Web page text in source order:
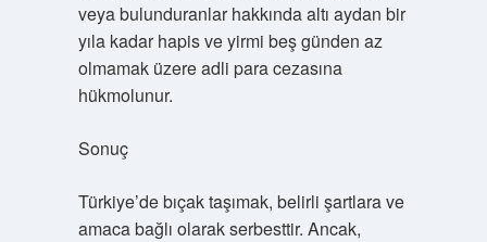
veya bulunduranlar hakkında altı aydan bir
yıla kadar hapis ve yirmi beş günden az
olmamak üzere adli para cezasına
hükmolunur.
Sonuç
Türkiye’de bıçak taşımak, belirli şartlara ve
amaca bağlı olarak serbesttir. Ancak,